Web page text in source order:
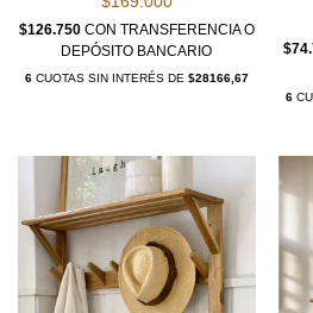
$126.750 CON TRANSFERENCIA O
DEPÓSITO BANCARIO
6CUOTAS SIN INTERÉS DE $28166,67
6